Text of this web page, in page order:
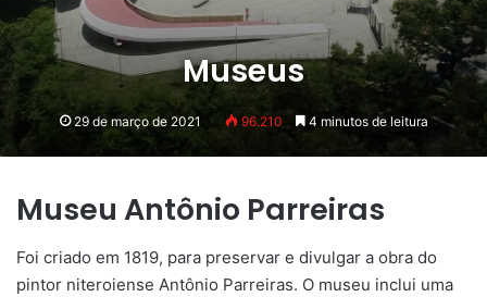
Museus
29 de março de 2021 96.210 4 minutos de leitura
Museu Antônio Parreiras
Foi criado em 1819, para preservar e divulgar a obra do
pintor niteroiense Antônio Parreiras. O museu inclui uma